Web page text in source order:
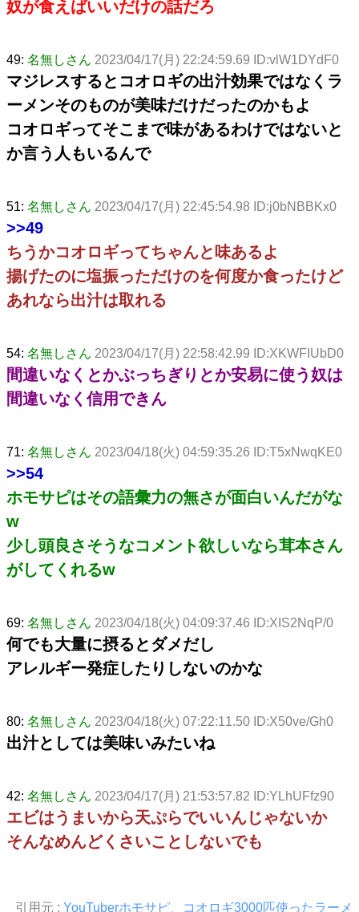
奴が食えばいいだけの話だろ
49: 名無しさん 2023/04/17(月) 22:24:59.69 ID:vlW1DYdF0
マジレスするとコオロギの出汁効果ではなくラ
ーメンそのものが美味だけだったのかもよ
コオロギってそこまで味があるわけではないと
か言う人もいるんで
51: 名無しさん 2023/04/17(月) 22:45:54.98 ID:j0bNBBKx0
>>49
ちうかコオロギってちゃんと味あるよ
揚げたのに塩振っただけのを何度か食ったけど
あれなら出汁は取れる
54: 名無しさん 2023/04/17(月) 22:58:42.99 ID:XKWFIUbD0
間違いなくとかぶっちぎりとか安易に使う奴は
間違いなく信用できん
71: 名無しさん 2023/04/18(火) 04:59:35.26 ID:T5xNwqKE0
>>54
ホモサピはその語彙力の無さが面白いんだがな
w
少し頭良さそうなコメント欲しいなら茸本さん
がしてくれるw
69: 名無しさん 2023/04/18(火) 04:09:37.46 ID:XIS2NqP/0
何でも大量に摂るとダメだし
アレルギー発症したりしないのかな
80: 名無しさん 2023/04/18(火) 07:22:11.50 ID:X50ve/Gh0
出汁としては美味いみたいね
42: 名無しさん 2023/04/17(月) 21:53:57.82 ID:YLhUFfz90
エビはうまいから天ぷらでいいんじゃないか
そんなめんどくさいことしないでも
引用元 : YouTuberホモサピ、コオロギ3000匹使ったラーメ